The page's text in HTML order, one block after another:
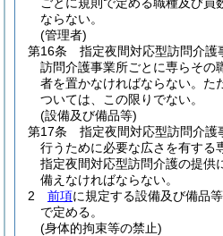
ならない。
(管理者)
第16条
指定夜間対応型訪問介護
訪問介護事業所ごとに専らその
者を置かなければならない。 た
ついては、この限りでない。
(設備及び備品等)
第17条
指定夜間対応型訪問介護
行うために必要な広さを有する
指定夜間対応型訪問介護の提供
備えなければならない。
2
前項に規定する設備及び備品
で定める。
(身体的拘束等の禁止)